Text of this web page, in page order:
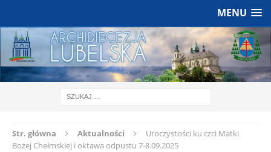
MENU
Str. główna Aktualności
Uroczystości ku czci Matki
Bożej Chełmskiej i oktawa odpustu 7-8.09.2025